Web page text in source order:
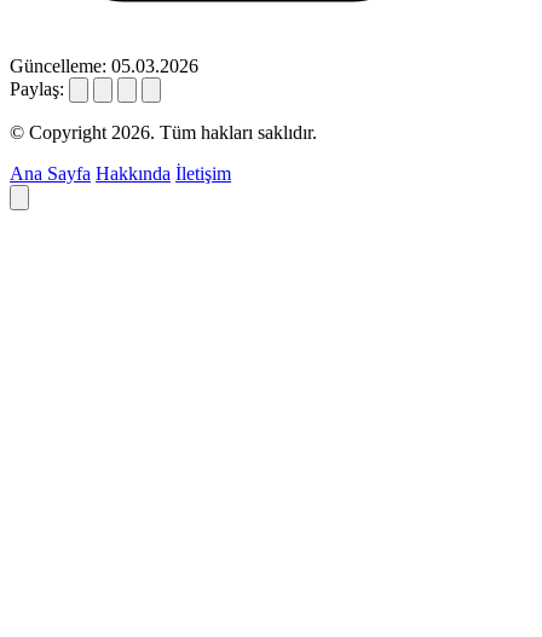
Güncelleme: 05.03.2026
Paylaş:
© Copyright 2026. Tüm hakları saklıdır.
Ana Sayfa Hakkında İletişim